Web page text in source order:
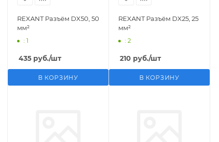
REXANT Разъём DX50, 50
мм²
: 1
435 руб./шт
В КОРЗИНУ
REXANT Разъём DX25, 25
мм²
: 2
210 руб./шт
В КОРЗИНУ